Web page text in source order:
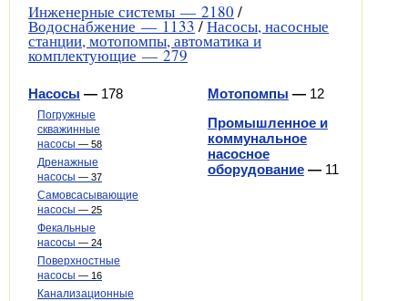
Инженерные системы — 2180 /
Водоснабжение —1133/Насосы, насосные
станции, мотопомпы, автоматика и
комплектующие —279
Насосы — 178
Погружные
скважинные
насосы — 58
Дренажные
насосы — 37
Самовсасывающие
насосы — 25
Фекальные
насосы — 24
Поверхностные
насосы — 16
Канализационные
Мотопомпы — 12
Промышленное и
коммунальное
насосное
оборудование— 11